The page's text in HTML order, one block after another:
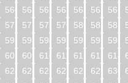
560
561 562 563 564 565 566
576
577 578 579 580 581 582
592
593 594 595 596 597 598
608
609 610 611 612 613 614
624
625 626 627 628 629 630